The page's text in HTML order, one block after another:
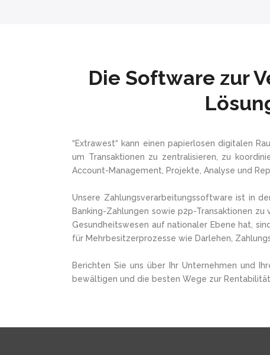
Die Software zur
“Extrawest“ kann einen papierlosen digitalen
um Transaktionen zu zentralisieren, zu
Account-Management, Projekte, Analyse und
Unsere Zahlungsverarbeitungssoftware ist in
Banking-Zahlungen sowie p2p-Transaktionen
Gesundheitswesen auf nationaler Ebene hat,
für Mehrbesitzerprozesse wie Darlehen,
Berichten Sie uns über Ihr Unternehmen und
bewältigen und die besten Wege zur